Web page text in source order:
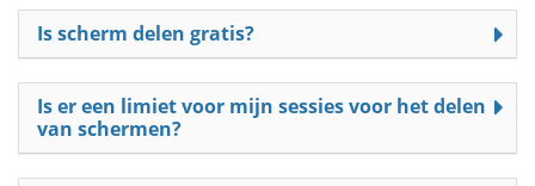
Is scherm delen gratis?
Is er een limiet voor mijn sessies voor het delen
van schermen?